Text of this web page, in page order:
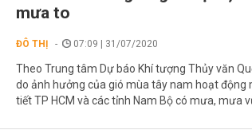
mưa to
ĐÔ THỊ 07:09 | 31/07/2020
Theo Trung tâm Dự báo Khí tượng Thủy văn
do ảnh hưởng của gió mùa tây nam hoạt động
tiết TP HCM và các tỉnh Nam Bộ có mưa, mưa